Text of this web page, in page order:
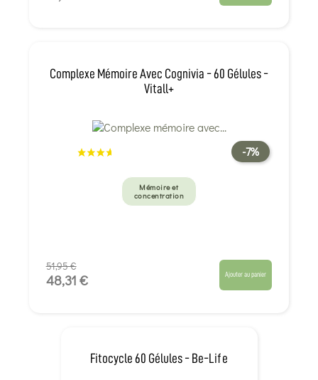
Complexe Mémoire Avec Cognivia - 60 Gélules -
Vitall+
-7%
Mémoire et
concentration
51,95 €
48,31 € Ajouter au panier
Fitocycle 60 Gélules - Be-Life